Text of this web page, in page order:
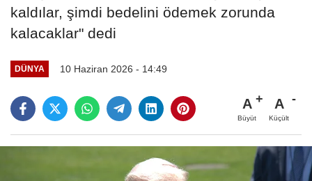
kaldılar, şimdi bedelini ödemek zorunda
kalacaklar" dedi
DÜNYA 10 Haziran 2026 - 14:49
A
Büyüt
A
Küçült